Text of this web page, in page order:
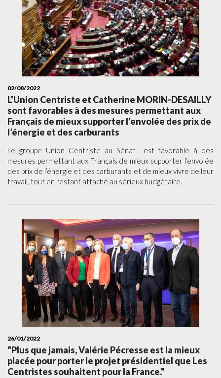
02/08/2022
L'Union Centriste et Catherine MORIN-DESAILLY
sont favorables à des mesures permettant aux
Français de mieux supporter l’envolée des prix de
l’énergie et des carburants
Le groupe Union Centriste au Sénat est favorable à des
mesures permettant aux Français de mieux supporter l’envolée
des prix de l’énergie et des carburants et de mieux vivre de leur
travail, tout en restant attaché au sérieux budgétaire.
26/01/2022
"Plus que jamais, Valérie Pécresse est la mieux
placée pour porter le projet présidentiel que Les
Centristes souhaitent pour la France."